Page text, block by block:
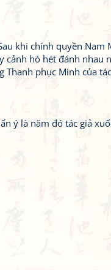
khi chính quyền
cảnh hò hét đánh
phục Minh của
ý là năm đó tác giả